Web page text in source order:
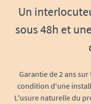
Un
sous 48h et
Garantie de 2 ans
condition d'une
L'usure naturelle du